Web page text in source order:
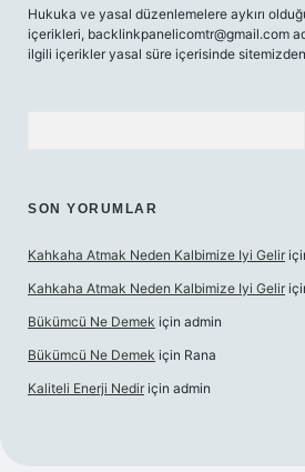
Hukuka ve yasal düzenlemelere aykırı
içerikleri, backlinkpanelicomtr@gmail.com
ilgili içerikler yasal süre içerisinde sitemizden
SON YORUMLAR
Kahkaha Atmak Neden Kalbimize Iyi Gelir
Kahkaha Atmak Neden Kalbimize Iyi Gelir
Bükümcü Ne Demek için admin
Bükümcü Ne Demek için Rana
Kaliteli Enerji Nedir için admin